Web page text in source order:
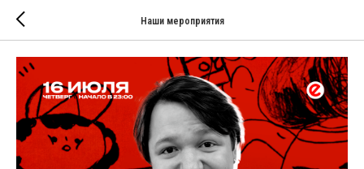
Наши мероприятия